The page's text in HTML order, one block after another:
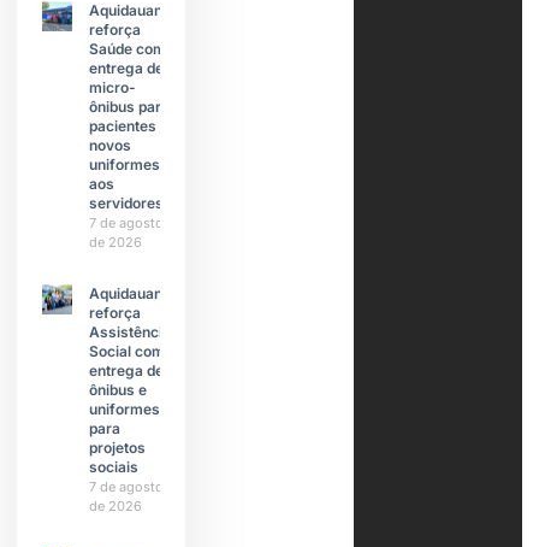
Aquidauana
reforça
Saúde com
entrega de
micro-
ônibus para
pacientes e
novos
uniformes
aos
servidores
7 de agosto
de 2026
Aquidauana
reforça
Assistência
Social com
entrega de
ônibus e
uniformes
para
projetos
sociais
7 de agosto
de 2026